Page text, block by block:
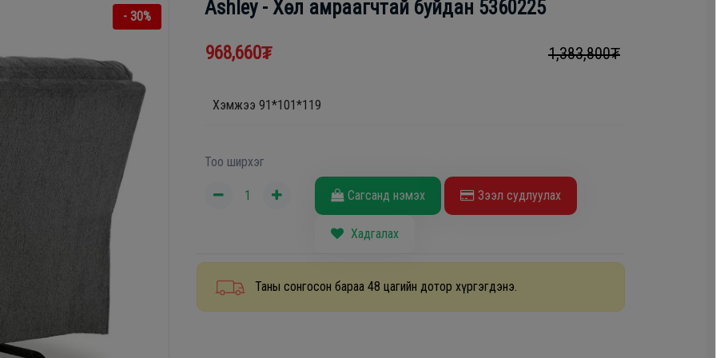
- 30% Ashley - Хөл амраагчтай буйдан 5360225
968,660₮ 1,383,800₮
Хэмжээ 91*101*119
Тоо ширхэг
Сагсанд нэмэх Зээл судлуулах
Хадгалах
Таны сонгосон бараа 48 цагийн дотор хүргэгдэнэ.